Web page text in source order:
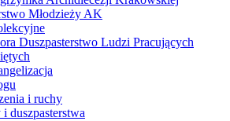
Młodzieży AK
Duszpasterstwo Ludzi Pracujących
i ruchy
duszpasterstwa